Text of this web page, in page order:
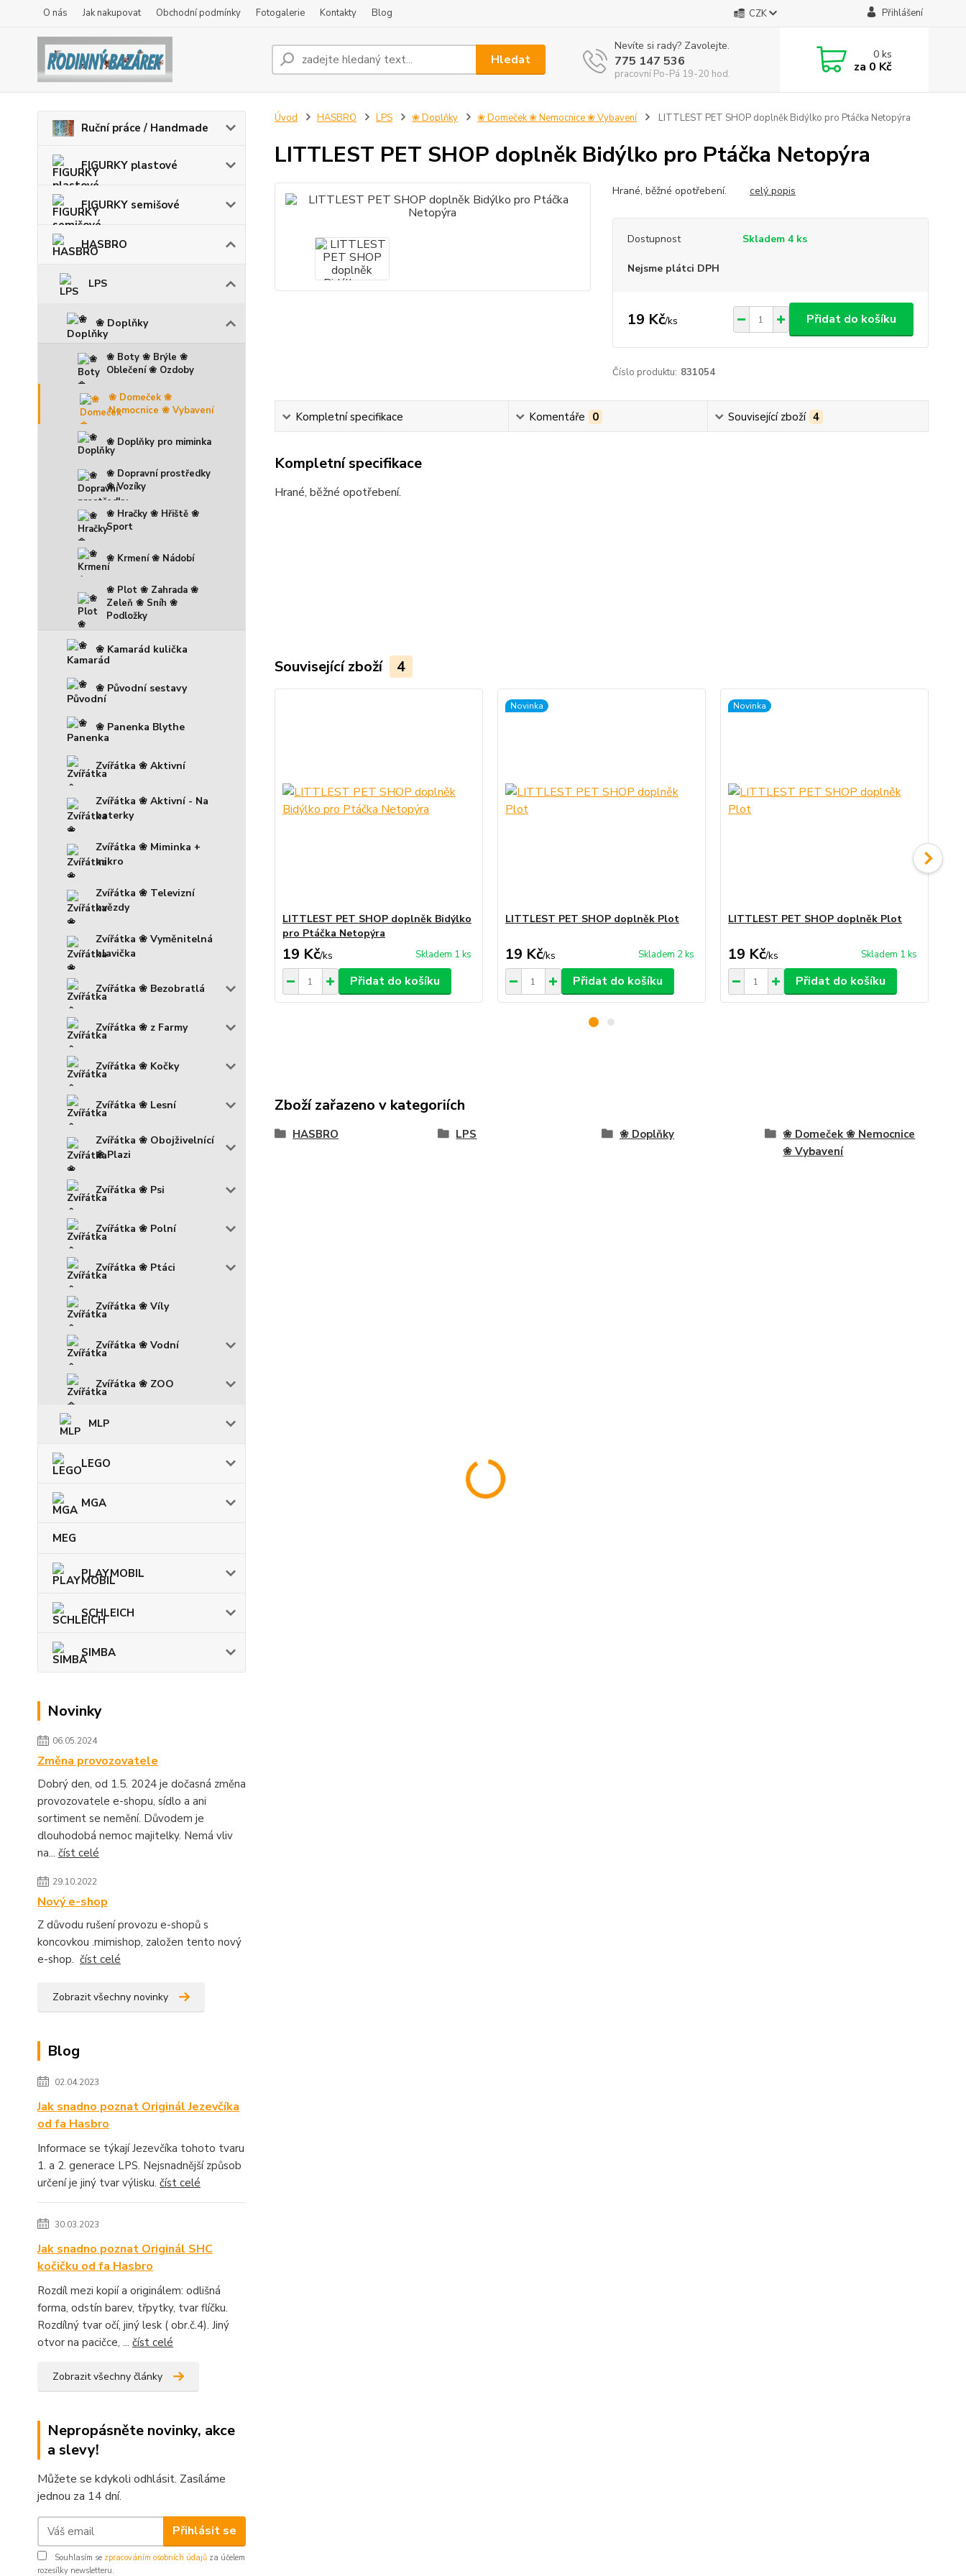
O nás Jak nakupovat Obchodní podmínky Fotogalerie Kontakty Blog CZK Přihlášení
Hledat
Nevíte si rady? Zavolejte.
775 147 536
pracovní Po-Pá 19-20 hod.
0ks
za 0 Kč
Ruční práce / Handmade
FIGURKY plastové
FIGURKY semišové
HASBRO
LPS
❀ Doplňky
❀ Boty ❀ Brýle ❀
Oblečení ❀ Ozdoby
❀ Domeček ❀
Nemocnice ❀ Vybavení
❀ Doplňky pro miminka
❀ Dopravní prostředky
❀ Vozíky
❀ Hračky ❀ Hřiště ❀
Sport
❀ Krmení ❀ Nádobí
❀ Plot ❀ Zahrada ❀
Zeleň ❀ Sníh ❀
Podložky
❀ Kamarád kulička
❀ Původní sestavy
❀ Panenka Blythe
Zvířátka ❀ Aktivní
Zvířátka ❀ Aktivní - Na
baterky
Zvířátka ❀ Miminka +
mikro
Zvířátka ❀ Televizní
hvězdy
Zvířátka ❀ Vyměnitelná
hlavička
Zvířátka ❀ Bezobratlá
Zvířátka ❀ z Farmy
Zvířátka ❀ Kočky
Zvířátka ❀ Lesní
Zvířátka ❀ Obojživelnící
❀ Plazi
Zvířátka ❀ Psi
Zvířátka ❀ Polní
Zvířátka ❀ Ptáci
Zvířátka ❀ Víly
Zvířátka ❀ Vodní
Zvířátka ❀ ZOO
MLP
LEGO
MGA
MEG
PLAYMOBIL
SCHLEICH
SIMBA
Novinky
06.05.2024
Změna provozovatele
Dobrý den, od 1.5. 2024 je dočasná změna
provozovatele e-shopu, sídlo a ani
sortiment se nemění. Důvodem je
dlouhodobá nemoc majitelky. Nemá vliv
na... číst celé
29.10.2022
Nový e-shop
Z důvodu rušení provozu e-shopů s
koncovkou .mimishop, založen tento nový
e-shop. číst celé
Zobrazit všechny novinky
Blog
02.04.2023
Jak snadno poznat Originál Jezevčíka
od fa Hasbro
Informace se týkají Jezevčíka tohoto tvaru
1. a 2. generace LPS. Nejsnadnější způsob
určení je jiný tvar výlisku. číst celé
30.03.2023
Jak snadno poznat Originál SHC
kočičku od fa Hasbro
Rozdíl mezi kopií a originálem: odlišná
forma, odstín barev, třpytky, tvar flíčku.
Rozdílný tvar očí, jiný lesk ( obr.č.4). Jiný
otvor na pacičce, ... číst celé
Zobrazit všechny články
Nepropásněte novinky, akce
a slevy!
Můžete se kdykoli odhlásit. Zasíláme
jednou za 14 dní.
Přihlásit se
Souhlasím se zpracováním osobních údajů za účelem
rozesílky newsletteru.
Úvod HASBRO LPS ❀ Doplňky ❀ Domeček ❀ Nemocnice ❀ Vybavení LITTLEST PET SHOP doplněk Bidýlko pro Ptáčka Netopýra
LITTLEST PET SHOP doplněk Bidýlko pro Ptáčka Netopýra
Hrané, běžné opotřebení. celý popis
Dostupnost Skladem 4 ks
Nejsme plátci DPH
19 Kč/ks Přidat do košíku
Číslo produktu: 831054
Kompletní specifikace Komentáře 0 Související zboží 4
Kompletní specifikace
Hrané, běžné opotřebení.
Související zboží 4
LITTLEST PET SHOP doplněk Bidýlko
pro Ptáčka Netopýra
19 Kč/ks Skladem 1 ks
Přidat do košíku
Novinka
LITTLEST PET SHOP doplněk Plot
19 Kč/ks Skladem 2 ks
Přidat do košíku
Novinka
LITTLEST PET SHOP doplněk Plot
19 Kč/ks Skladem 1 ks
Přidat do košíku
Zboží zařazeno v kategoriích
HASBRO LPS ❀ Doplňky
❀ Domeček ❀ Nemocnice
❀ Vybavení